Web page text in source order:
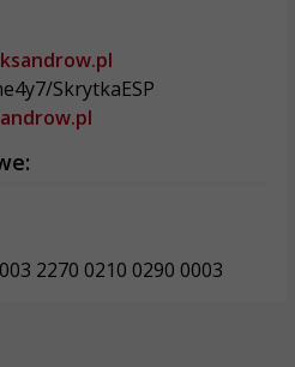
SkrytkaESP
2270 0210 0290 0003